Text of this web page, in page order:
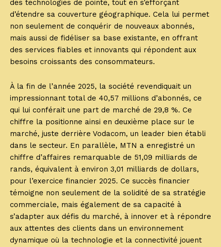
des technologies de pointe, tout en s’efforçant
d’étendre sa couverture géographique. Cela lui permet
non seulement de conquérir de nouveaux abonnés,
mais aussi de fidéliser sa base existante, en offrant
des services fiables et innovants qui répondent aux
besoins croissants des consommateurs.
À la fin de l’année 2025, la société revendiquait un
impressionnant total de 40,57 millions d’abonnés, ce
qui lui conférait une part de marché de 29,8 %. Ce
chiffre la positionne ainsi en deuxième place sur le
marché, juste derrière Vodacom, un leader bien établi
dans le secteur. En parallèle, MTN a enregistré un
chiffre d’affaires remarquable de 51,09 milliards de
rands, équivalent à environ 3,01 milliards de dollars,
pour l’exercice financier 2025. Ce succès financier
témoigne non seulement de la solidité de sa stratégie
commerciale, mais également de sa capacité à
s’adapter aux défis du marché, à innover et à répondre
aux attentes des clients dans un environnement
dynamique où la technologie et la connectivité jouent